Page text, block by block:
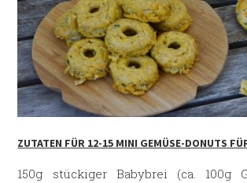
ZUTATEN FÜR 12-15 MINI GEMÜSE-DONUTS
150g stückiger Babybrei (ca. 100g